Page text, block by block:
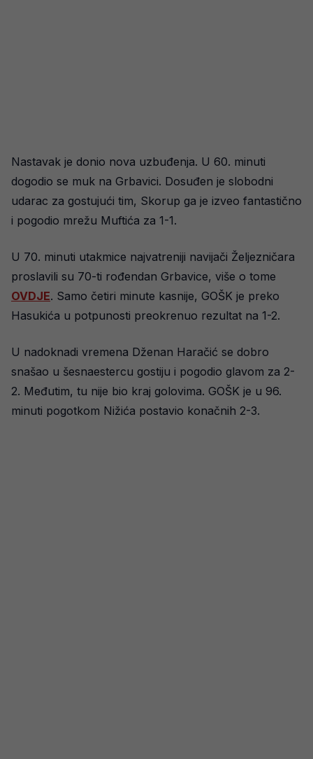
Nastavak je donio nova uzbuđenja. U 60. minuti
dogodio se muk na Grbavici. Dosuđen je slobodni
udarac za gostujući tim, Skorup ga je izveo fantastično
i pogodio mrežu Muftića za 1-1.
U 70. minuti utakmice najvatreniji navijači Željezničara
proslavili su 70-ti rođendan Grbavice, više o tome
OVDJE. Samo četiri minute kasnije, GOŠK je preko
Hasukića u potpunosti preokrenuo rezultat na 1-2.
U nadoknadi vremena Dženan Haračić se dobro
snašao u šesnaestercu gostiju i pogodio glavom za 2-
2. Međutim, tu nije bio kraj golovima. GOŠK je u 96.
minuti pogotkom Nižića postavio konačnih 2-3.